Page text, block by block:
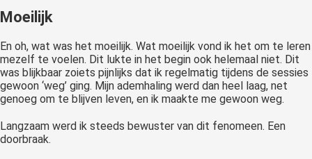
Moeilijk
En oh, wat was het moeilijk. Wat moeilijk vond ik het om te leren
mezelf te voelen. Dit lukte in het begin ook helemaal niet. Dit
was blijkbaar zoiets pijnlijks dat ik regelmatig tijdens de sessies
gewoon ‘weg’ ging. Mijn ademhaling werd dan heel laag, net
genoeg om te blijven leven, en ik maakte me gewoon weg.
Langzaam werd ik steeds bewuster van dit fenomeen. Een
doorbraak.